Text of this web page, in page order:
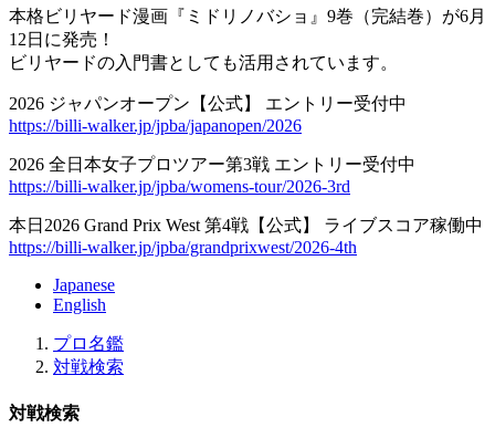
本格ビリヤード漫画『ミドリノバショ』9巻（完結巻）が6月
12日に発売！
ビリヤードの入門書としても活用されています。
2026 ジャパンオープン【公式】 エントリー受付中
https://billi-walker.jp/jpba/japanopen/2026
2026 全日本女子プロツアー第3戦 エントリー受付中
https://billi-walker.jp/jpba/womens-tour/2026-3rd
本日2026 Grand Prix West 第4戦【公式】 ライブスコア稼働中
https://billi-walker.jp/jpba/grandprixwest/2026-4th
Japanese
English
プロ名鑑
対戦検索
対戦検索